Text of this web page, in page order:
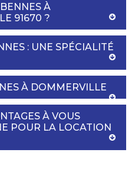
À
91670 ?
: UNE SPÉCIALITÉ
À DOMMERVILLE
À VOUS
POUR LA LOCATION